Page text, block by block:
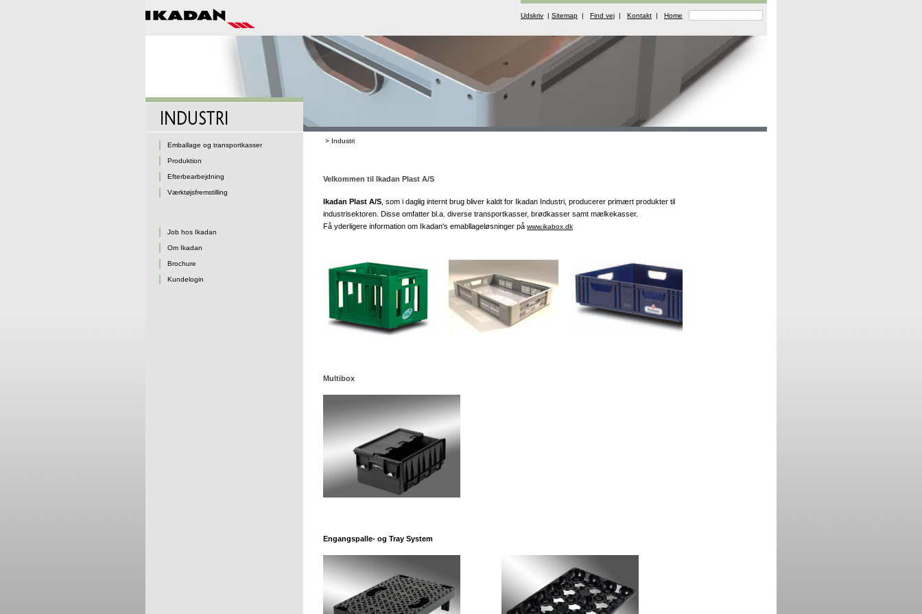
Udskriv | Sitemap | Find vej | Kontakt | Home
Emballage og transportkasser
Produktion
Efterbearbejdning
Værktøjsfremstilling
Job hos Ikadan
Om Ikadan
Brochure
Kundelogin
> Industri
Velkommen til Ikadan Plast A/S
Ikadan Plast A/S , som i daglig internt brug bliver kaldt for Ikadan Industri, producerer primært produkter til
industrisektoren. Disse omfatter bl.a. diverse transportkasser, brødkasser samt mælkekasser.
Få yderligere information om Ikadan's emabllageløsninger på www.ikabox.dk
Multibox
Engangspalle- og Tray System